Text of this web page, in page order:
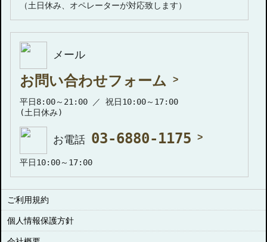
（土日休み、オペレーターが対応致します）
メール
お問い合わせフォーム
平日8:00～21:00 ／ 祝日10:00～17:00
(土日休み)
お電話 03-6880-1175
平日10:00～17:00
ご利用規約
個人情報保護方針